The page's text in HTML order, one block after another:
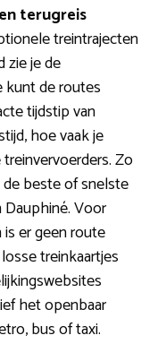
terugreis
treintrajecten
zie je de
kunt de routes
tijdstip van
hoe vaak je
Zo
de beste of snelste
Voor
er geen route
treinkaartjes
het openbaar
bus of taxi.